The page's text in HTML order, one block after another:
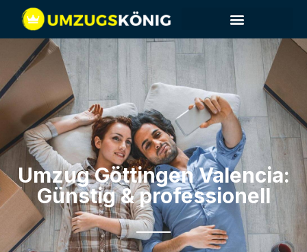
Umzug Göttingen​ Valencia:
Günstig & professionell​